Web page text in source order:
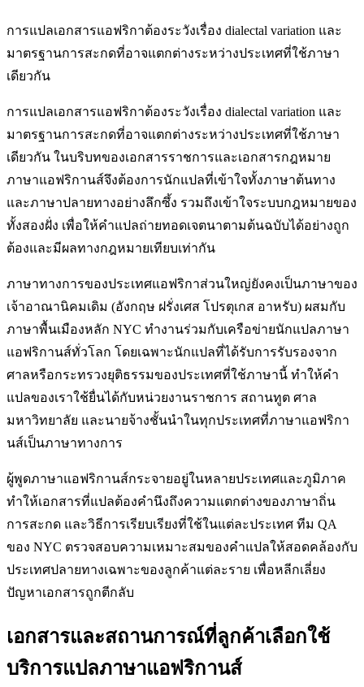
การแปลเอกสารแอฟริกาต้องระวังเรื่อง dialectal variation และ
มาตรฐานการสะกดที่อาจแตกต่างระหว่างประเทศที่ใช้ภาษา
เดียวกัน
การแปลเอกสารแอฟริกาต้องระวังเรื่อง dialectal variation และ
มาตรฐานการสะกดที่อาจแตกต่างระหว่างประเทศที่ใช้ภาษา
เดียวกัน ในบริบทของเอกสารราชการและเอกสารกฎหมาย
ภาษาแอฟริกานส์จึงต้องการนักแปลที่เข้าใจทั้งภาษาต้นทาง
และภาษาปลายทางอย่างลึกซึ้ง รวมถึงเข้าใจระบบกฎหมายของ
ทั้งสองฝั่ง เพื่อให้คำแปลถ่ายทอดเจตนาตามต้นฉบับได้อย่างถูก
ต้องและมีผลทางกฎหมายเทียบเท่ากัน
ภาษาทางการของประเทศแอฟริกาส่วนใหญ่ยังคงเป็นภาษาของ
เจ้าอาณานิคมเดิม (อังกฤษ ฝรั่งเศส โปรตุเกส อาหรับ) ผสมกับ
ภาษาพื้นเมืองหลัก NYC ทำงานร่วมกับเครือข่ายนักแปลภาษา
แอฟริกานส์ทั่วโลก โดยเฉพาะนักแปลที่ได้รับการรับรองจาก
ศาลหรือกระทรวงยุติธรรมของประเทศที่ใช้ภาษานี้ ทำให้คำ
แปลของเราใช้ยื่นได้กับหน่วยงานราชการ สถานทูต ศาล
มหาวิทยาลัย และนายจ้างชั้นนำในทุกประเทศที่ภาษาแอฟริกา
นส์เป็นภาษาทางการ
ผู้พูดภาษาแอฟริกานส์กระจายอยู่ในหลายประเทศและภูมิภาค
ทำให้เอกสารที่แปลต้องคำนึงถึงความแตกต่างของภาษาถิ่น
การสะกด และวิธีการเรียบเรียงที่ใช้ในแต่ละประเทศ ทีม QA
ของ NYC ตรวจสอบความเหมาะสมของคำแปลให้สอดคล้องกับ
ประเทศปลายทางเฉพาะของลูกค้าแต่ละราย เพื่อหลีกเลี่ยง
ปัญหาเอกสารถูกตีกลับ
เอกสารและสถานการณ์ที่ลูกค้าเลือกใช้
บริการแปลภาษาแอฟริกานส์